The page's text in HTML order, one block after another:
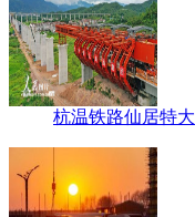
杭温铁路仙居特大